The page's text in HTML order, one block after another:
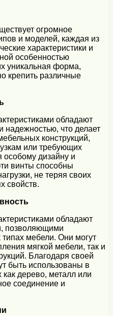
огромное
и моделей, каждая из
характеристики и
особенностью
уникальная форма,
крепить различные
обладают
надежностью, что делает
конструкций,
или требующих
особому дизайну и
винты способны
не теряя своих
свойств.
обладают
позволяющими
типах мебели. Они могут
мягкой мебели, так и
Благодаря своей
быть использованы в
как дерево, металл или
соединение и